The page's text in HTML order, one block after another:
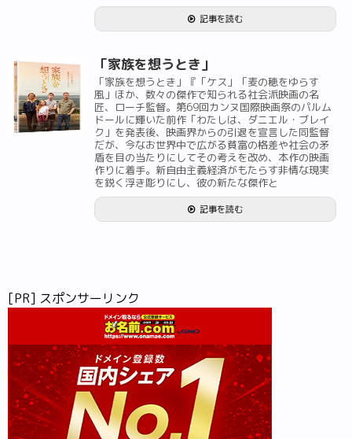
記事を読む
「家族を想うとき」
「家族を想うとき」『「ケス」「麦の穂をゆらす
風」ほか、数々の傑作で知られる社会派映画の名
匠、ローチ監督。第69回カンヌ国際映画祭のパルム
ドールに輝いた前作「わたしは、ダニエル・ブレイ
ク」を発表後、映画界からの引退を宣言した同監督
だが、今なお世界中で広がる貧富の格差や社会の矛
盾を目の当たりにしてその考えを改め、本作の映画
作りに着手。新自由主義経済がもたらす非情な現実
を鋭く浮き彫りにし、彼の新たな傑作と
記事を読む
[PR] スポンサーリンク